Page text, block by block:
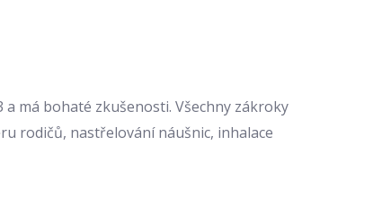
má bohaté zkušenosti. Všechny zákroky
rodičů, nastřelování náušnic, inhalace